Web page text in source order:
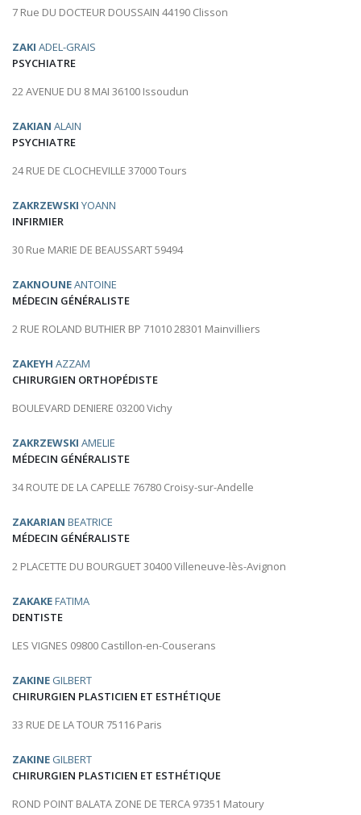
7 Rue DU DOCTEUR DOUSSAIN 44190 Clisson
ZAKI ADEL-GRAIS
PSYCHIATRE
22 AVENUE DU 8 MAI 36100 Issoudun
ZAKIAN ALAIN
PSYCHIATRE
24 RUE DE CLOCHEVILLE 37000 Tours
ZAKRZEWSKI YOANN
INFIRMIER
30 Rue MARIE DE BEAUSSART 59494
ZAKNOUNEANTOINE
MÉDECIN GÉNÉRALISTE
2 RUE ROLAND BUTHIER BP 71010 28301 Mainvilliers
ZAKEYH AZZAM
CHIRURGIEN ORTHOPÉDISTE
BOULEVARD DENIERE 03200 Vichy
ZAKRZEWSKI AMELIE
MÉDECIN GÉNÉRALISTE
34 ROUTE DE LA CAPELLE 76780 Croisy-sur-Andelle
ZAKARIAN BEATRICE
MÉDECIN GÉNÉRALISTE
2 PLACETTE DU BOURGUET 30400 Villeneuve-lès-Avignon
ZAKAKEFATIMA
DENTISTE
LES VIGNES 09800 Castillon-en-Couserans
ZAKINE GILBERT
CHIRURGIEN PLASTICIEN ET ESTHÉTIQUE
33 RUE DE LA TOUR 75116 Paris
ZAKINE GILBERT
CHIRURGIEN PLASTICIEN ET ESTHÉTIQUE
ROND POINT BALATA ZONE DE TERCA 97351 Matoury